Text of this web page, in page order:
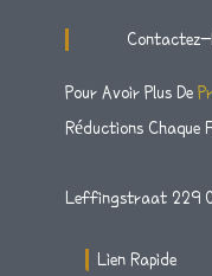
Contactez-
Pour Avoir Plus De
Réductions Chaque
Leffingstraat 229
Lien Rapide